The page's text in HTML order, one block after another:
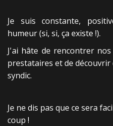
Je suis constante,
humeur (si, si, ça existe !).
J'ai hâte de rencontrer
prestataires et de
syndic.
Je ne dis pas que ce sera
coup !